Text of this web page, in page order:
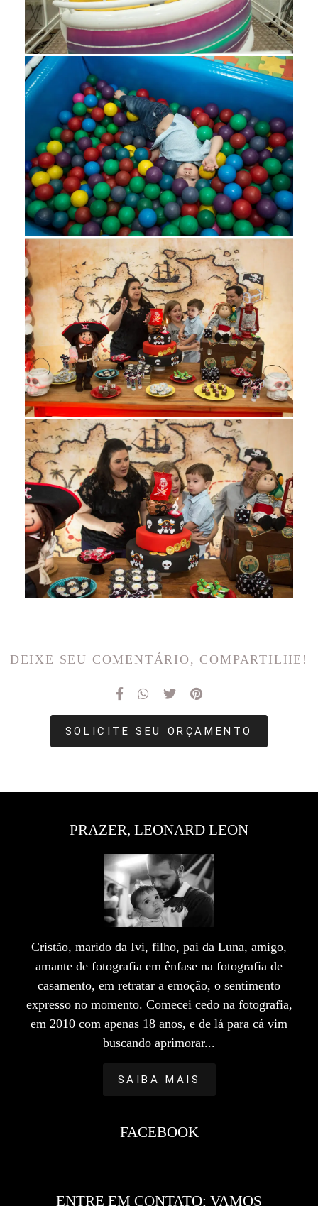
DEIXE SEU COMENTÁRIO, COMPARTILHE!
SOLICITE SEU ORÇAMENTO
PRAZER, LEONARD LEON
Cristão, marido da Ivi, filho, pai da Luna, amigo,
amante de fotografia em ênfase na fotografia de
casamento, em retratar a emoção, o sentimento
expresso no momento. Comecei cedo na fotografia,
em 2010 com apenas 18 anos, e de lá para cá vim
buscando aprimorar...
SAIBA MAIS
FACEBOOK
ENTRE EM CONTATO; VAMOS